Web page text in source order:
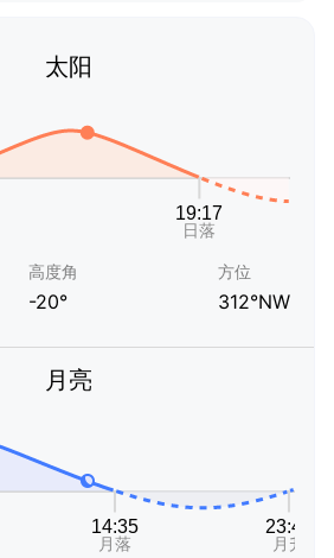
太阳
高度角
-20°
方位
312°NW
月亮